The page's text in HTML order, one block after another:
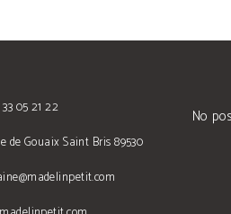
33 05 21 22
de Gouaix Saint Bris 89530
No